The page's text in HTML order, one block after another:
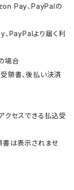
Pay、PayPalの
、PayPalより届く利
場合
領書、後払い決済
クセスできる払込受
は表示されませ